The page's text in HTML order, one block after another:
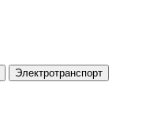
Электротранспорт